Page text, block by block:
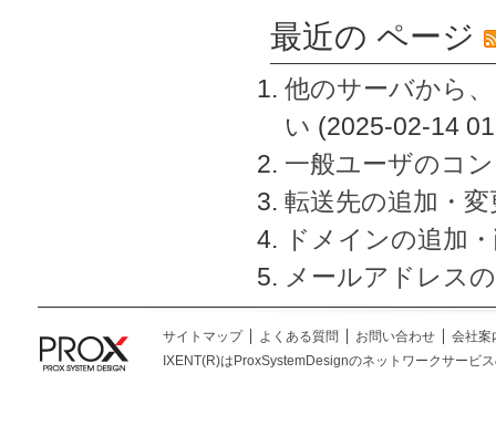
最近の ページ
他のサーバから
い (2025-02-14
一般ユーザのコ
転送先の追加・
ドメインの追加
メールアドレス
サイトマップ よくある質問 お問い合わせ
会社案
IXENT(R)はProxSystemDesignのネットワークサービ